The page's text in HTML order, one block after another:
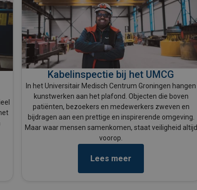
Kabelinspectie bij het UMCG
In het Universitair Medisch Centrum Groningen hangen
kunstwerken aan het plafond. Objecten die boven
patiënten, bezoekers en medewerkers zweven en
bijdragen aan een prettige en inspirerende omgeving.
Maar waar mensen samenkomen, staat veiligheid altijd
voorop.
Lees meer